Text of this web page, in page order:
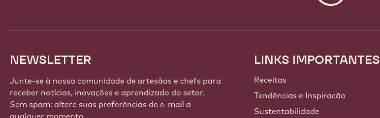
NEWSLETTER
Junte-se à nossa comunidade de artesãos e chefs para
receber notícias, inovações e aprendizado do setor.
Sem spam: altere suas preferências de e-mail a
qualquer momento.
Footer
Callebaut
LINKS IMPORTANTES
Receitas
Tendências e Inspiração
Sustentabilidade